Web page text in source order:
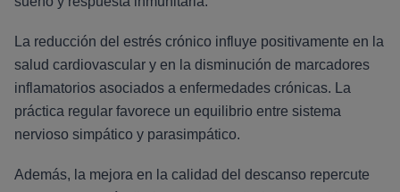
La reducción del estrés crónico influye positivamente en la
salud cardiovascular y en la disminución de marcadores
inflamatorios asociados a enfermedades crónicas. La
práctica regular favorece un equilibrio entre sistema
nervioso simpático y parasimpático.
Además, la mejora en la calidad del descanso repercute